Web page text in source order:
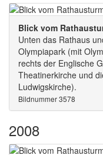
Blick vom
Unten das Rathaus
Olympiapark (mit
rechts der Englische
Theatinerkirche und
Ludwigskirche).
Bildnummer 3578
2008